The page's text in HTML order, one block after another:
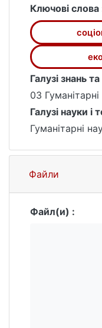
Метою
особливостей
екологічної
просторі
Ключові слова
Галузі знань
03
Галузі науки і
Гуманітарні
Файли
Файл(и) :